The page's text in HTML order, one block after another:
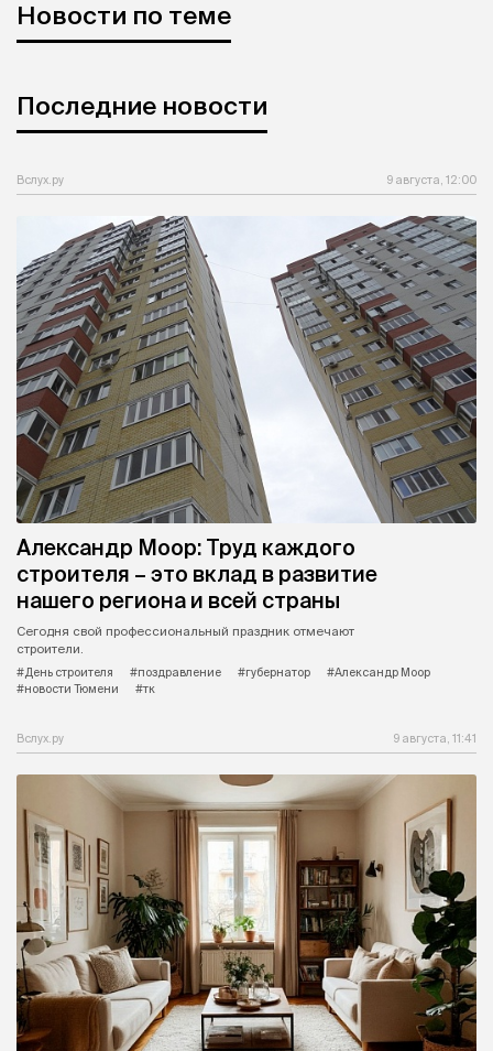
Новости по теме
Последние новости
Вслух.ру 9 августа, 12:00
Александр Моор: Труд каждого
строителя – это вклад в развитие
нашего региона и всей страны
Сегодня свой профессиональный праздник отмечают
строители.
#День строителя
#поздравление #губернатор
#Александр Моор
#новости Тюмени
#тк
Вслух.ру 9 августа, 11:41